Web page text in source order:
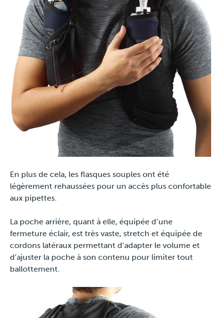
En plus de cela, les flasques souples ont été
légèrement rehaussées pour un accès plus confortable
aux pipettes.
La poche arrière, quant à elle, équipée d’une
fermeture éclair, est très vaste, stretch et équipée de
cordons latéraux permettant d’adapter le volume et
d’ajuster la poche à son contenu pour limiter tout
ballottement.